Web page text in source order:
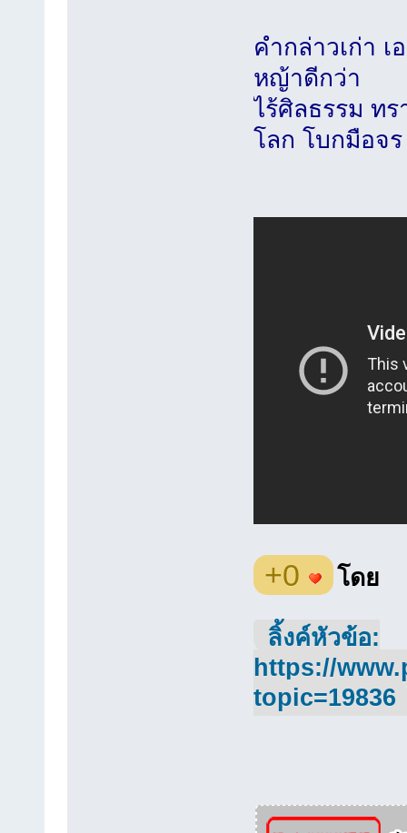
คำกล่าวเก่า
หญ้าดีกว่า
ไร้ศิลธรรม
โลก โบกมือจ
+0 โดย
ลิ้งค์หัวข้อ:
https://
topic=19836